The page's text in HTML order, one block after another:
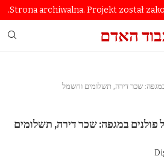
Strona archiwalna. Projekt został
האדם
שכר דירה, תשלומים וחשמל
במגפה: שכר דירה, תשלומים